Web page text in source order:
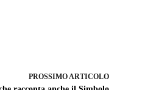
PROSSIMOARTICOLO